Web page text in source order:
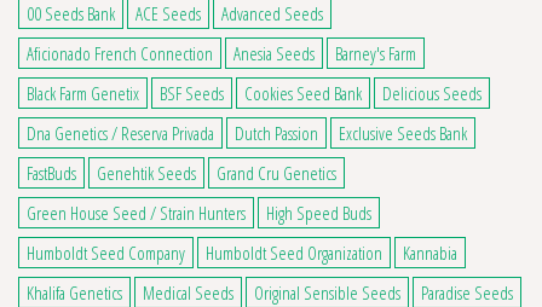
00 Seeds Bank ACE Seeds
Advanced Seeds
Aficionado French Connection
Anesia Seeds
Barney's Farm
Black Farm Genetix
BSF Seeds Cookies Seed Bank
Delicious Seeds
Dna Genetics / Reserva Privada
Dutch Passion
Exclusive Seeds Bank
FastBuds
Genehtik Seeds
Grand Cru Genetics
Green House Seed / Strain Hunters
High Speed Buds
Humboldt Seed Company
Humboldt Seed Organization
Kannabia
Khalifa Genetics
Medical Seeds Original Sensible Seeds
Paradise Seeds